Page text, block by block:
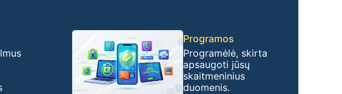
Programos
Programėlė, skirta
apsaugoti jūsų
skaitmeninius
duomenis.